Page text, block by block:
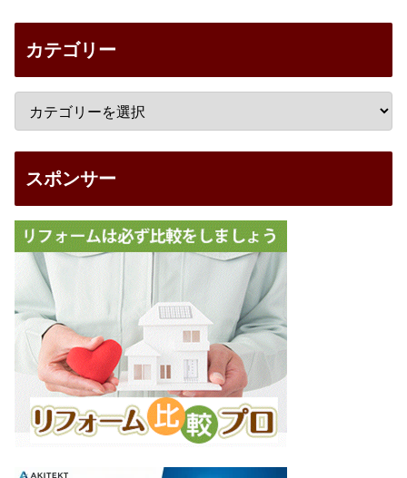
カテゴリー
スポンサー